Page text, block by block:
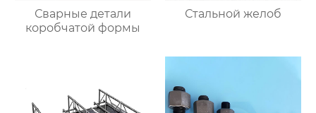
Сварные детали
коробчатой формы
Стальной желоб